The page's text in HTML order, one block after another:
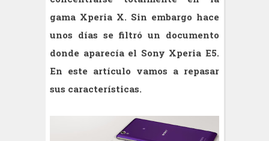
gama Xperia X. Sin embargo hace
unos días se filtró un documento
donde aparecía el Sony Xperia E5.
En este artículo vamos a repasar
sus características.